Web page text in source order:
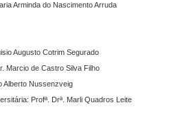
Arminda do Nascimento Arruda
Augusto Cotrim Segurado
Marcio de Castro Silva Filho
Alberto Nussenzveig
Profª. Drª. Marli Quadros Leite